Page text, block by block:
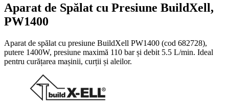
Aparat de Spălat cu Presiune BuildXell,
PW1400
Aparat de spălat cu presiune BuildXell PW1400 (cod 682728),
putere 1400W, presiune maximă 110 bar și debit 5.5 L/min. Ideal
pentru curățarea mașinii, curții și aleilor.